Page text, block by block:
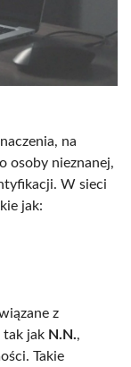
na
osoby nieznanej,
W sieci
jak:
z
tak jak N.N.,
Takie